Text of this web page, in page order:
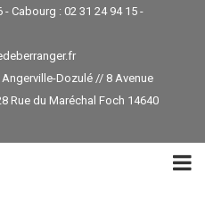
Cabourg : 02 31 24 94 15 -
Angerville-Dozulé // 8 Avenue
Rue du Maréchal Foch 14640